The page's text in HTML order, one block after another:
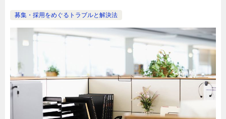
募集・採用をめぐるトラブルと解決法